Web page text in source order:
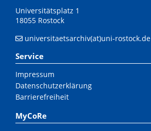
Universitätsplatz 1
18055 Rostock
universitaetsarchiv(at)uni-rostock.de
Service
Impressum
Datenschutzerklärung
Barrierefreiheit
MyCoRe